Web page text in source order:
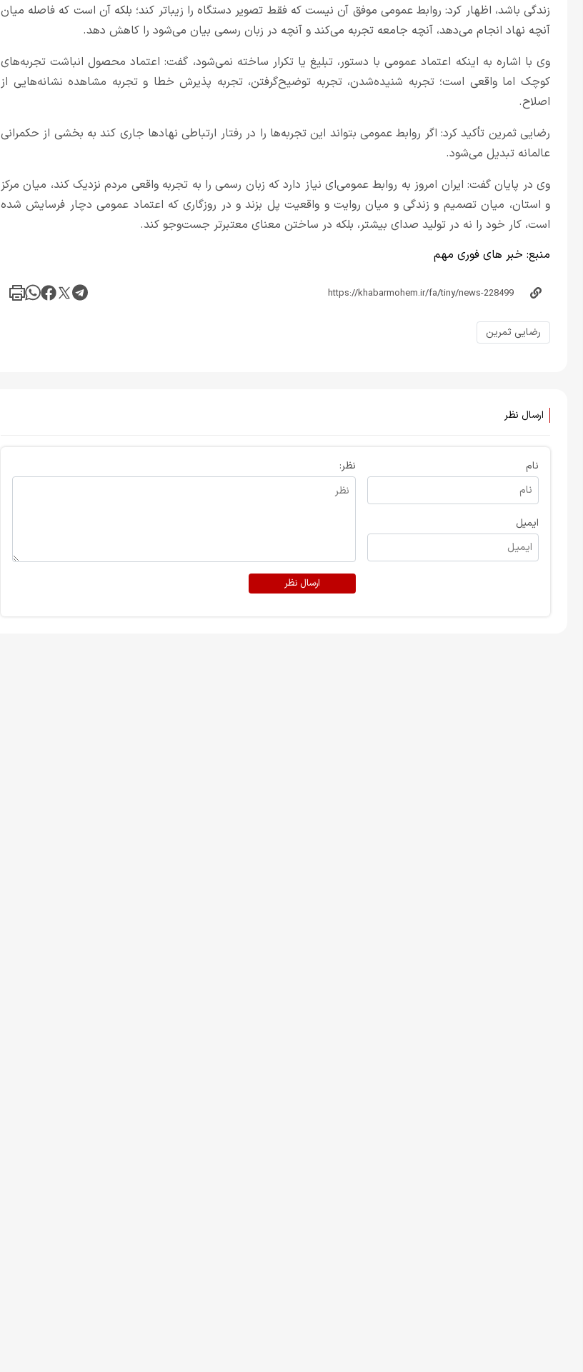
زندگی باشد، اظهار کرد: روابط عمومی موفق آن نیست که فقط تصویر دستگاه را زیباتر کند؛ بلکه آن است که فاصله میان
آنچه نهاد انجام می‌دهد، آنچه جامعه تجربه می‌کند و آنچه در زبان رسمی بیان می‌شود را کاهش دهد.
وی با اشاره به اینکه اعتماد عمومی با دستور، تبلیغ یا تکرار ساخته نمی‌شود، گفت: اعتماد محصول انباشت تجربه‌های
کوچک اما واقعی است؛ تجربه شنیده‌شدن، تجربه توضیح‌گرفتن، تجربه پذیرش خطا و تجربه مشاهده نشانه‌هایی از
اصلاح.
رضایی ثمرین تأکید کرد: اگر روابط عمومی بتواند این تجربه‌ها را در رفتار ارتباطی نهادها جاری کند به بخشی از حکمرانی
عالمانه تبدیل می‌شود.
وی در پایان گفت: ایران امروز به روابط عمومی‌ای نیاز دارد که زبان رسمی را به تجربه واقعی مردم نزدیک کند، میان مرکز
و استان، میان تصمیم و زندگی و میان روایت و واقعیت پل بزند و در روزگاری که اعتماد عمومی دچار فرسایش شده
است، کار خود را نه در تولید صدای بیشتر، بلکه در ساختن معنای معتبرتر جست‌وجو کند.
منبع: خبر های فوری مهم
رضایی ثمرین
ارسال نظر
نام
ایمیل
نظر:
ارسال نظر